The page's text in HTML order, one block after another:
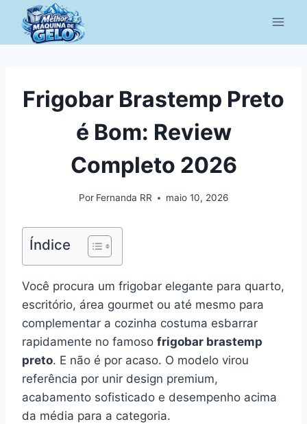
Pular
para
o
Frigobar Brastemp Preto
é Bom: Review
Completo 2026
Por Fernanda RR maio 10, 2026
Índice
Você procura um frigobar elegante para quarto,
escritório, área gourmet ou até mesmo para
complementar a cozinha costuma esbarrar
rapidamente no famoso frigobar brastemp
preto. E não é por acaso. O modelo virou
referência por unir design premium,
acabamento sofisticado e desempenho acima
da média para a categoria.